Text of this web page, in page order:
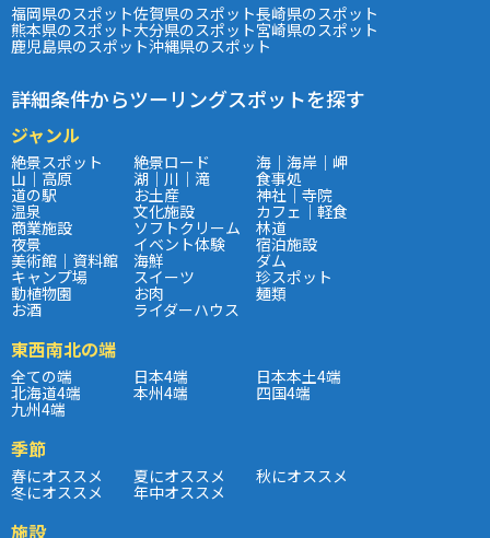
福岡県のスポット佐賀県のスポット長崎県のスポット
熊本県のスポット大分県のスポット宮崎県のスポット
鹿児島県のスポット沖縄県のスポット
詳細条件からツーリングスポットを探す
ジャンル
絶景スポット 絶景ロード 海｜海岸｜岬
山｜高原 湖｜川｜滝 食事処
道の駅 お土産 神社｜寺院
温泉 文化施設 カフェ｜軽食
商業施設 ソフトクリーム 林道
夜景 イベント体験 宿泊施設
美術館｜資料館 海鮮 ダム
キャンプ場 スイーツ 珍スポット
動植物園 お肉 麺類
お酒 ライダーハウス
東西南北の端
全ての端 日本4端 日本本土4端
北海道4端 本州4端 四国4端
九州4端
季節
春にオススメ 夏にオススメ 秋にオススメ
冬にオススメ 年中オススメ
施設